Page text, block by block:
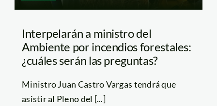
Interpelarán a ministro del
Ambiente por incendios forestales:
¿cuáles serán las preguntas?
Ministro Juan Castro Vargas tendrá que
asistir al Pleno del [...]